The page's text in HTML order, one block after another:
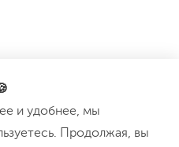
и удобнее, мы
Продолжая, вы